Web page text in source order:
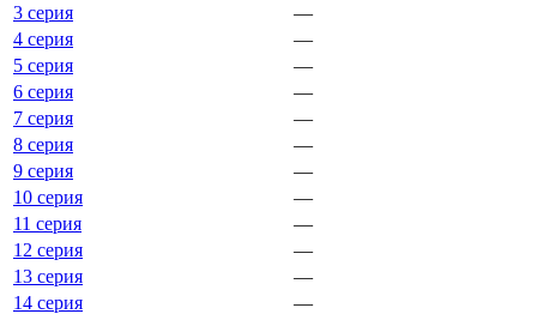
3 серия
—
4 серия
—
5 серия
—
6 серия
—
7 серия
—
8 серия
—
9 серия
—
10 серия
—
11 серия
—
12 серия
—
13 серия
—
14 серия
—